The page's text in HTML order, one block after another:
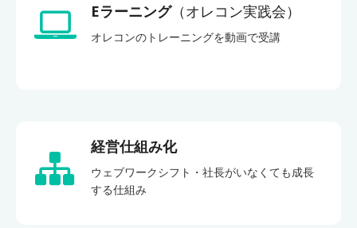
Eラーニング（オレコン実践会）
オレコンのトレーニングを動画で受講
経営仕組み化
ウェブワークシフト・社長がいなくても成長
する仕組み